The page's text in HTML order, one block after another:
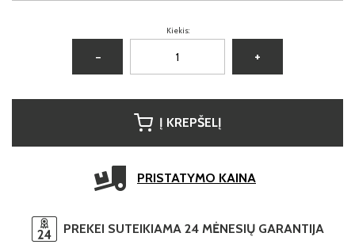
Kiekis:
− +
Į KREPŠELĮ
PRISTATYMO KAINA
PREKEI SUTEIKIAMA 24 MĖNESIŲ GARANTIJA